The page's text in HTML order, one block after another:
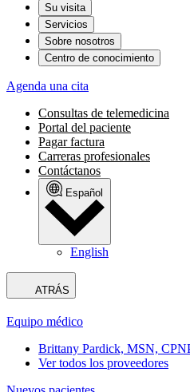
Su visita
Servicios
Sobre nosotros
Centro de conocimiento
Agenda una cita
Consultas de telemedicina
Portal del paciente
Pagar factura
Carreras profesionales
Contáctanos
Español
English
ATRÁS
Equipo médico
Brittany Pardick, MSN,
Ver todos los proveedores